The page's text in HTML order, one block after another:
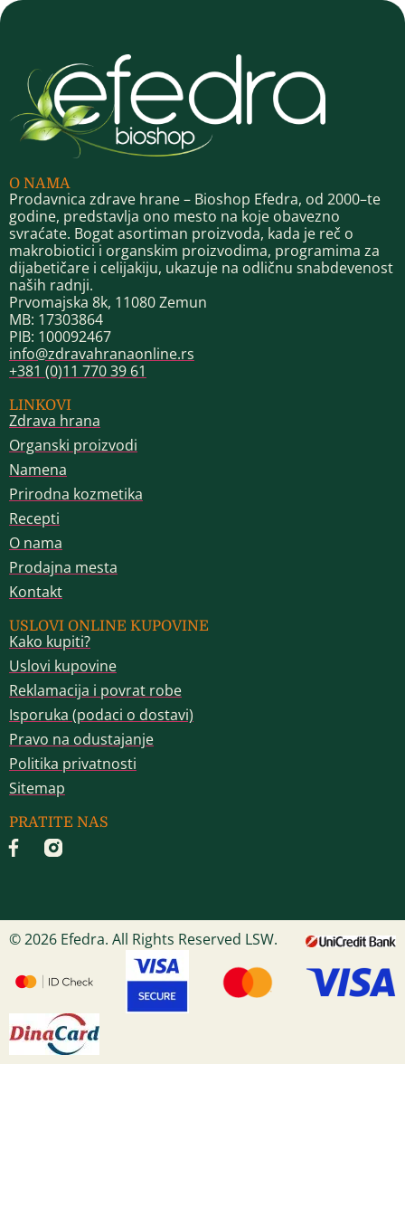
O NAMA
Prodavnica zdrave hrane – Bioshop Efedra, od 2000–te
godine, predstavlja ono mesto na koje obavezno
svraćate. Bogat asortiman proizvoda, kada je reč o
makrobiotici i organskim proizvodima, programima za
dijabetičare i celijakiju, ukazuje na odličnu snabdevenost
naših radnji.
Prvomajska 8k, 11080 Zemun
MB: 17303864
PIB: 100092467
info@zdravahranaonline.rs
+381 (0)11 770 39 61
LINKOVI
Zdrava hrana
Organski proizvodi
Namena
Prirodna kozmetika
Recepti
O nama
Prodajna mesta
Kontakt
USLOVI ONLINE KUPOVINE
Kako kupiti?
Uslovi kupovine
Reklamacija i povrat robe
Isporuka (podaci o dostavi)
Pravo na odustajanje
Politika privatnosti
Sitemap
PRATITE NAS
© 2026 Efedra. All Rights Reserved LSW.